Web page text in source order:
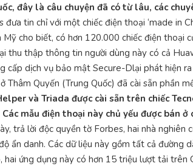
đây là câu chuyện đã có từ lâu, các
tin chỉ với một chiếc điện thoại ‘made in
cho biết, có hơn 120.000 chiếc điện thoại
thu thập thông tin người dùng này có cả
cấp dịch vụ bảo mật Secure-Dlại phát hiện
Thâm Quyến (Trung Quốc) đã cài sẵn phần
và Triada được cài sẵn trên chiếc
mẫu điện thoại này chủ yếu được bán ở
trả lời độc quyền tờ Forbes, hai nhà
ẩn danh. Các dữ liệu này gồm tất cả
ứng dụng này có hơn 15 triệu lượt tải